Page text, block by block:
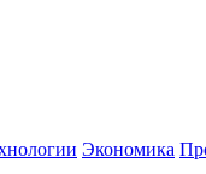
Экономика